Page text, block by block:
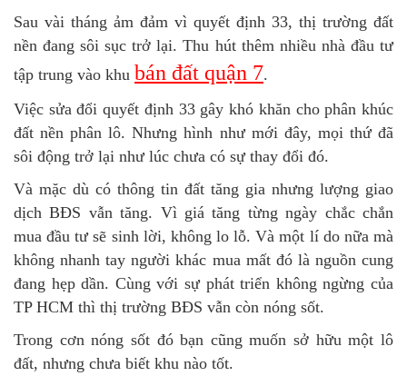
Sau vài tháng ảm đảm vì quyết định 33, thị trường đất
nền đang sôi sục trở lại. Thu hút thêm nhiều nhà đầu tư
tập trung vào khu bán đất quận 7.
Việc sửa đổi quyết định 33 gây khó khăn cho phân khúc
đất nền phân lô. Nhưng hình như mới đây, mọi thứ đã
sôi động trở lại như lúc chưa có sự thay đổi đó.
Và mặc dù có thông tin đất tăng gia nhưng lượng giao
dịch BĐS vẫn tăng. Vì giá tăng từng ngày chắc chắn
mua đầu tư sẽ sinh lời, không lo lỗ. Và một lí do nữa mà
không nhanh tay người khác mua mất đó là nguồn cung
đang hẹp dần. Cùng với sự phát triển không ngừng của
TP HCM thì thị trường BĐS vẫn còn nóng sốt.
Trong cơn nóng sốt đó bạn cũng muốn sở hữu một lô
đất, nhưng chưa biết khu nào tốt.